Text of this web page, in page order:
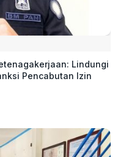
Lindungi
Pencabutan Izin